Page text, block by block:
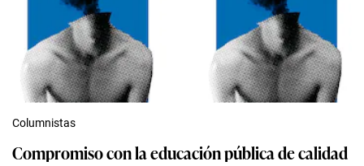
Columnistas
Compromiso con la educación pública de calidad